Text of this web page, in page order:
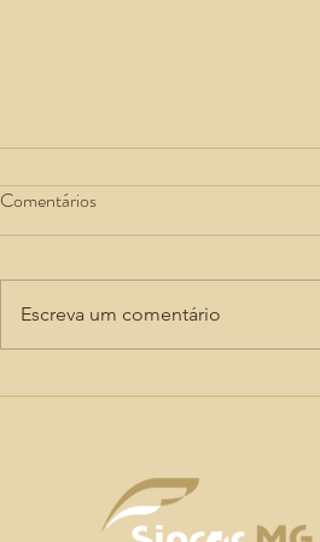
Apenas 12,3% da Geração Z têm
Comentários
Escreva um comentário